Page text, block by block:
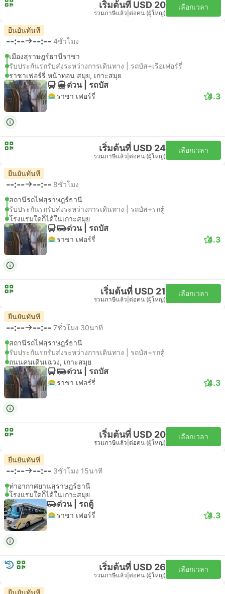
เริ่มต้นที่ USD 20
รวมภาษีแล้ว ต่อคน (ผู้ใหญ่)
เลือกเวลา
ยืนยันทันที
--:-- --:-- 4ชั่วโมง
เมืองสุราษฎร์ธานีราชา
รับประกันรถรับส่งระหว่างการเดินทาง | รถบัส+เรือเฟอร์รี่
ราชาเฟอร์รี่ หน้าทอน สมุย, เกาะสมุย
ด่วน | รถบัส
ราชา เฟอร์รี่ 4.3
เริ่มต้นที่ USD 24
รวมภาษีแล้ว ต่อคน (ผู้ใหญ่)
เลือกเวลา
ยืนยันทันที
--:-- --:-- 8ชั่วโมง
สถานีรถไฟสุราษฎร์ธานี
รับประกันรถรับส่งระหว่างการเดินทาง | รถบัส+รถตู้
โรงแรมใดก็ได้ในเกาะสมุย
ด่วน | รถบัส
ราชา เฟอร์รี่ 4.3
เริ่มต้นที่ USD 21
รวมภาษีแล้ว ต่อคน (ผู้ใหญ่)
เลือกเวลา
ยืนยันทันที
--:-- --:-- 7ชั่วโมง 30นาที
สถานีรถไฟสุราษฎร์ธานี
รับประกันรถรับส่งระหว่างการเดินทาง | รถบัส+รถตู้
ถนนคนเดินเฉวง, เกาะสมุย
ด่วน | รถบัส
ราชา เฟอร์รี่ 4.3
เริ่มต้นที่ USD 20
รวมภาษีแล้ว ต่อคน (ผู้ใหญ่)
เลือกเวลา
ยืนยันทันที
--:-- --:-- 3ชั่วโมง 15นาที
ท่าอากาศยานสุราษฎร์ธานี
โรงแรมใดก็ได้ในเกาะสมุย
ด่วน | รถตู้
ราชา เฟอร์รี่ 4.3
เริ่มต้นที่ USD 26
รวมภาษีแล้ว ต่อคน (ผู้ใหญ่)
เลือกเวลา
ยืนยันทันที